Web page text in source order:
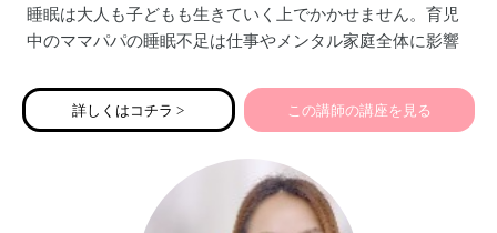
睡眠は大人も子どもも生きていく上でかかせません。育児
中のママパパの睡眠不足は仕事やメンタル家庭全体に影響
め、子どものより良い将来のために良質な睡眠習慣を！
詳しくはコチラ > この講師の講座を見る